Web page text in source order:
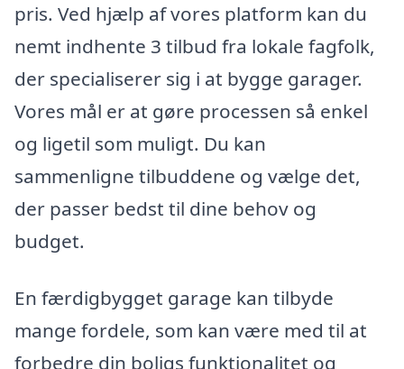
pris. Ved hjælp af vores platform kan du
nemt indhente 3 tilbud fra lokale fagfolk,
der specialiserer sig i at bygge garager.
Vores mål er at gøre processen så enkel
og ligetil som muligt. Du kan
sammenligne tilbuddene og vælge det,
der passer bedst til dine behov og
budget.
En færdigbygget garage kan tilbyde
mange fordele, som kan være med til at
forbedre din boligs funktionalitet og